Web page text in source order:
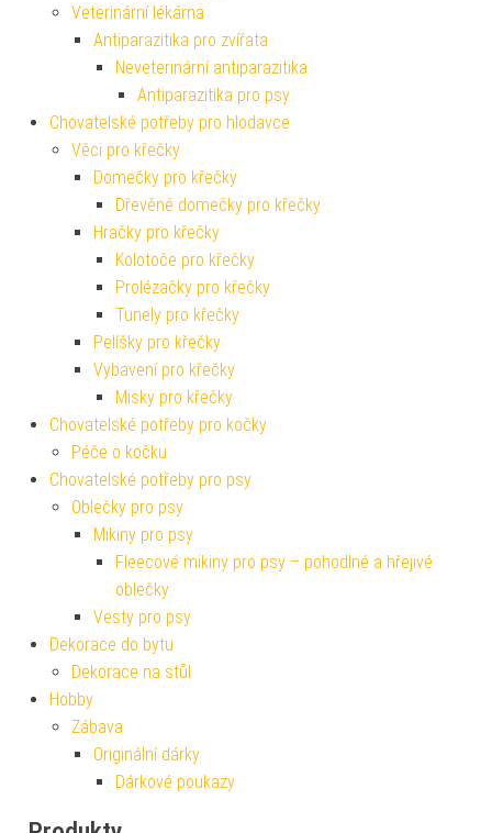
Veterinární lékárna
Antiparazitika pro zvířata
Neveterinární antiparazitika
Antiparazitika pro psy
Chovatelské potřeby pro hlodavce
Věci pro křečky
Domečky pro křečky
Dřevěné domečky pro křečky
Hračky pro křečky
Kolotoče pro křečky
Prolézačky pro křečky
Tunely pro křečky
Pelíšky pro křečky
Vybavení pro křečky
Misky pro křečky
Chovatelské potřeby pro kočky
Péče o kočku
Chovatelské potřeby pro psy
Oblečky pro psy
Mikiny pro psy
Fleecové mikiny pro psy – pohodlné a hřejivé
oblečky
Vesty pro psy
Dekorace do bytu
Dekorace na stůl
Hobby
Zábava
Originální dárky
Dárkové poukazy